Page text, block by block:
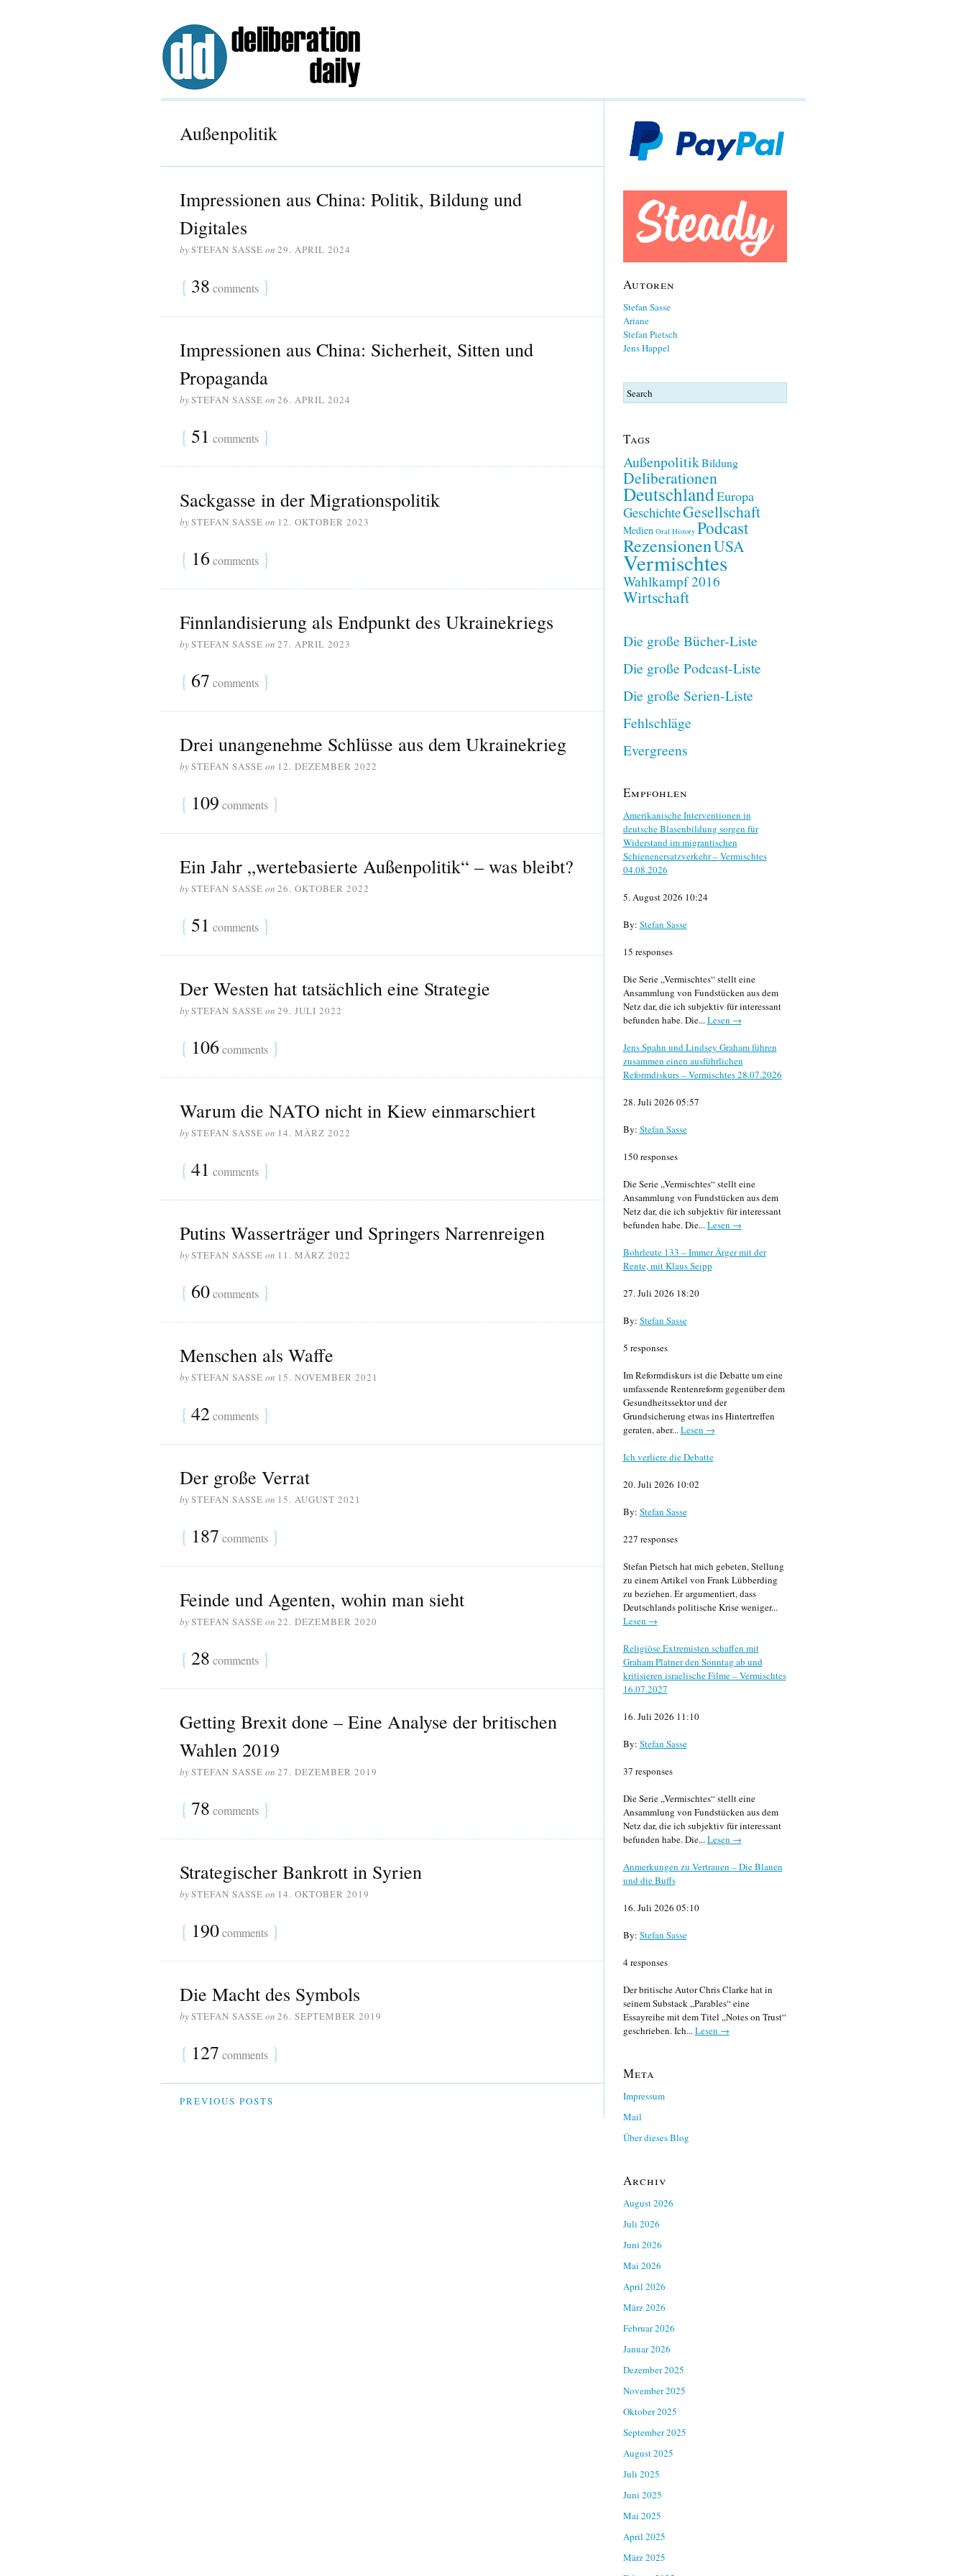
Außenpolitik
Impressionen aus China: Politik, Bildung und
Digitales
bySTEFAN SASSE on 29. APRIL 2024
{ 38 comments }
Impressionen aus China: Sicherheit, Sitten und
Propaganda
bySTEFAN SASSE on 26. APRIL 2024
{ 51 comments }
Sackgasse in der Migrationspolitik
bySTEFAN SASSE on 12. OKTOBER 2023
{ 16 comments }
Finnlandisierung als Endpunkt des Ukrainekriegs
bySTEFAN SASSE on 27. APRIL 2023
{ 67 comments }
Drei unangenehme Schlüsse aus dem Ukrainekrieg
bySTEFAN SASSE on 12. DEZEMBER 2022
{ 109 comments }
Ein Jahr „wertebasierte Außenpolitik“ – was bleibt?
bySTEFAN SASSE on 26. OKTOBER 2022
{ 51 comments }
Der Westen hat tatsächlich eine Strategie
bySTEFAN SASSE on 29. JULI 2022
{ 106 comments }
Warum die NATO nicht in Kiew einmarschiert
bySTEFAN SASSE on 14. MÄRZ 2022
{ 41 comments }
Putins Wasserträger und Springers Narrenreigen
bySTEFAN SASSE on 11. MÄRZ 2022
{ 60comments }
Menschen als Waffe
bySTEFAN SASSE on 15. NOVEMBER 2021
{ 42comments }
Der große Verrat
bySTEFAN SASSE on 15. AUGUST 2021
{ 187 comments }
Feinde und Agenten, wohin man sieht
bySTEFAN SASSE on 22. DEZEMBER 2020
{ 28 comments }
Getting Brexit done – Eine Analyse der britischen
Wahlen 2019
bySTEFAN SASSE on 27. DEZEMBER 2019
{ 78 comments }
Strategischer Bankrott in Syrien
bySTEFAN SASSE on 14. OKTOBER 2019
{ 190comments }
Die Macht des Symbols
bySTEFAN SASSE on 26. SEPTEMBER 2019
{ 127 comments }
PREVIOUS POSTS
Autoren
Stefan Sasse
Ariane
Stefan Pietsch
Jens Happel
Tags
AußenpolitikBildung
Deliberationen
DeutschlandEuropa
GeschichteGesellschaft
Medien Oral History Podcast
RezensionenUSA
Vermischtes
Wahlkampf 2016
Wirtschaft
Die große Bücher-Liste
Die große Podcast-Liste
Die große Serien-Liste
Fehlschläge
Evergreens
Empfohlen
Amerikanische Interventionen in
deutsche Blasenbildung sorgen für
Widerstand im migrantischen
Schienenersatzverkehr – Vermischtes
04.08.2026
5. August 2026 10:24
By: Stefan Sasse
15 responses
Die Serie „Vermischtes“ stellt eine
Ansammlung von Fundstücken aus dem
Netz dar, die ich subjektiv für interessant
befunden habe. Die...Lesen →
Jens Spahn und Lindsey Graham führen
zusammen einen ausführlichen
Reformdiskurs – Vermischtes 28.07.2026
28. Juli 2026 05:57
By: Stefan Sasse
150 responses
Die Serie „Vermischtes“ stellt eine
Ansammlung von Fundstücken aus dem
Netz dar, die ich subjektiv für interessant
befunden habe. Die...Lesen →
Bohrleute 133 – Immer Ärger mit der
Rente, mit Klaus Seipp
27. Juli 2026 18:20
By: Stefan Sasse
5 responses
Im Reformdiskurs ist die Debatte um eine
umfassende Rentenreform gegenüber dem
Gesundheitssektor und der
Grundsicherung etwas ins Hintertreffen
geraten, aber...Lesen →
Ich verliere die Debatte
20. Juli 2026 10:02
By: Stefan Sasse
227 responses
Stefan Pietsch hat mich gebeten, Stellung
zu einem Artikel von Frank Lübberding
zu beziehen. Er argumentiert, dass
Deutschlands politische Krise weniger...
Lesen →
Religiöse Extremisten schaffen mit
Graham Platner den Sonntag ab und
kritisieren israelische Filme – Vermischtes
16.07.2027
16. Juli 2026 11:10
By: Stefan Sasse
37 responses
Die Serie „Vermischtes“ stellt eine
Ansammlung von Fundstücken aus dem
Netz dar, die ich subjektiv für interessant
befunden habe. Die...Lesen →
Anmerkungen zu Vertrauen – Die Blauen
und die Buffs
16. Juli 2026 05:10
By: Stefan Sasse
4 responses
Der britische Autor Chris Clarke hat in
seinem Substack „Parables“ eine
Essayreihe mit dem Titel „Notes on Trust“
geschrieben. Ich...Lesen →
Meta
Impressum
Mail
Über dieses Blog
Archiv
August 2026
Juli 2026
Juni 2026
Mai 2026
April 2026
März 2026
Februar 2026
Januar 2026
Dezember 2025
November 2025
Oktober 2025
September 2025
August 2025
Juli 2025
Juni 2025
Mai 2025
April 2025
März 2025